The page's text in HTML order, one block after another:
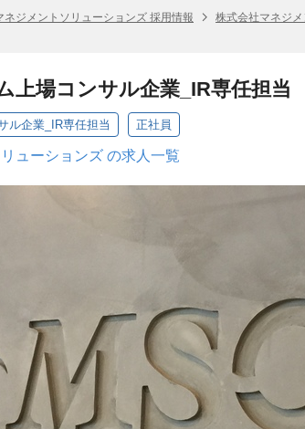
ネジメントソリューションズ 採用情報 株式会社マネジ
上場コンサル企業_IR専任担当
ル企業_IR専任担当 正社員
ューションズ の求人一覧